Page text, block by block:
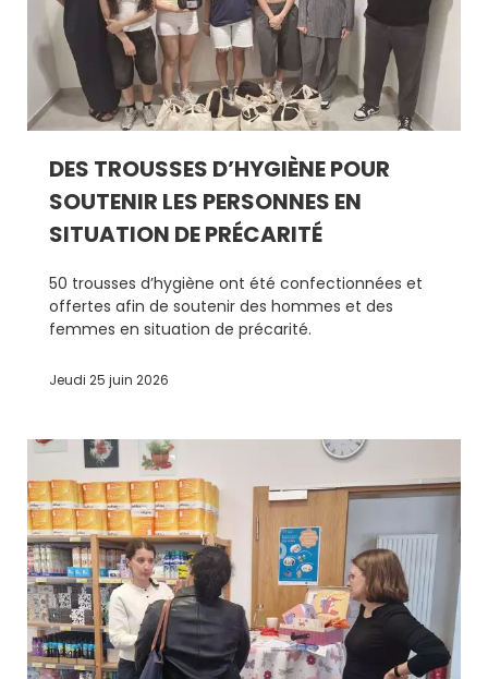
DES TROUSSES D’HYGIÈNE POUR
SOUTENIR LES PERSONNES EN
SITUATION DE PRÉCARITÉ
50 trousses d’hygiène ont été confectionnées et
offertes afin de soutenir des hommes et des
femmes en situation de précarité.
Jeudi 25 juin 2026